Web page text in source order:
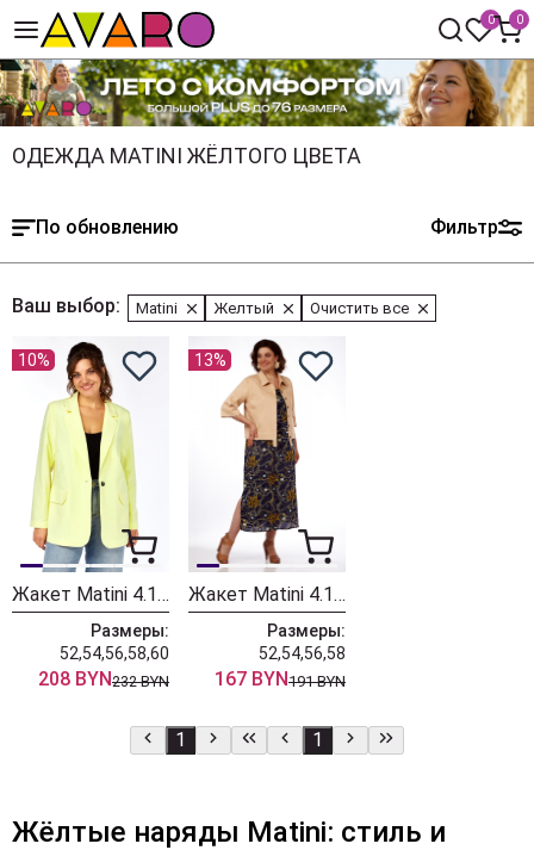
0 0
ОДЕЖДА MATINI ЖЁЛТОГО ЦВЕТА
По обновлению Фильтр
Ваш выбор: Matini Желтый Очистить все
10%
Жакет Matini 4.1582/1 желтый
Размеры:
52,54,56,58,60
208 BYN232 BYN
13%
Жакет Matini 4.1614-1 горчица
Размеры:
52,54,56,58
167 BYN191 BYN
1 1
Жёлтые наряды Matini: стиль и